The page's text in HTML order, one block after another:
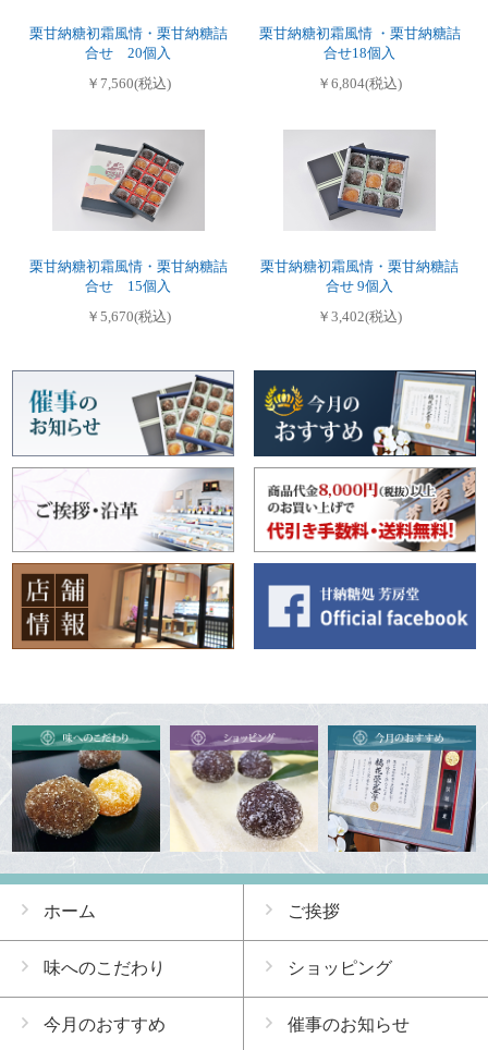
栗甘納糖初霜風情・栗甘納糖詰
合せ 20個入
￥7,560(税込)
栗甘納糖初霜風情 ・栗甘納糖詰
合せ18個入
￥6,804(税込)
栗甘納糖初霜風情・栗甘納糖詰
合せ 15個入
￥5,670(税込)
栗甘納糖初霜風情・栗甘納糖詰
合せ 9個入
￥3,402(税込)
ホーム ご挨拶
味へのこだわり ショッピング
今月のおすすめ 催事のお知らせ